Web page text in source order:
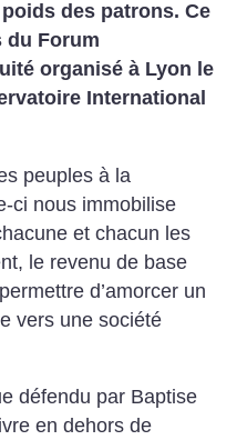
des patrons. Ce
du Forum
organisé à Lyon le
International
peuples à la
ci nous immobilise
et chacun les
le revenu de base
d’amorcer un
vers une société
défendu par Baptise
en dehors de